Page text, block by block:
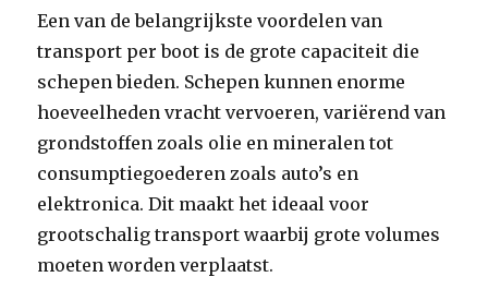
Een van de belangrijkste voordelen van
transport per boot is de grote capaciteit die
schepen bieden. Schepen kunnen enorme
hoeveelheden vracht vervoeren, variërend van
grondstoffen zoals olie en mineralen tot
consumptiegoederen zoals auto’s en
elektronica. Dit maakt het ideaal voor
grootschalig transport waarbij grote volumes
moeten worden verplaatst.